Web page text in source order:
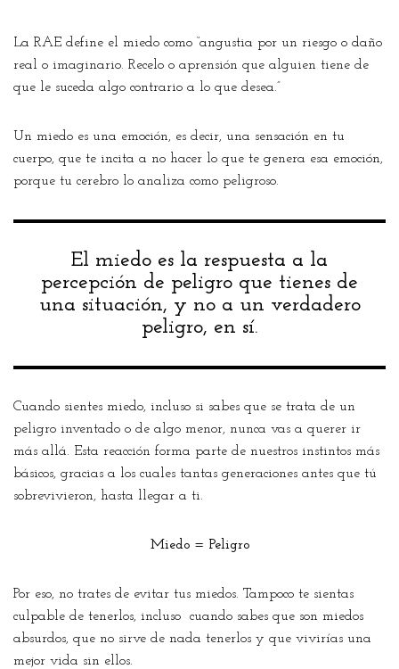
La RAE define el miedo como “angustia por un riesgo o daño
real o imaginario. Recelo o aprensión que alguien tiene de
que le suceda algo contrario a lo que desea.”
Un miedo es una emoción, es decir, una sensación en tu
cuerpo, que te incita a no hacer lo que te genera esa emoción,
porque tu cerebro lo analiza como peligroso.
El miedo es la respuesta a la
percepción de peligro que tienes de
una situación, y no a un verdadero
peligro, en sí.
Cuando sientes miedo, incluso si sabes que se trata de un
peligro inventado o de algo menor, nunca vas a querer ir
más allá. Esta reacción forma parte de nuestros instintos más
básicos, gracias a los cuales tantas generaciones antes que tú
sobrevivieron, hasta llegar a ti.
Miedo = Peligro
Por eso, no trates de evitar tus miedos. Tampoco te sientas
culpable de tenerlos, incluso cuando sabes que son miedos
absurdos, que no sirve de nada tenerlos y que vivirías una
mejor vida sin ellos.